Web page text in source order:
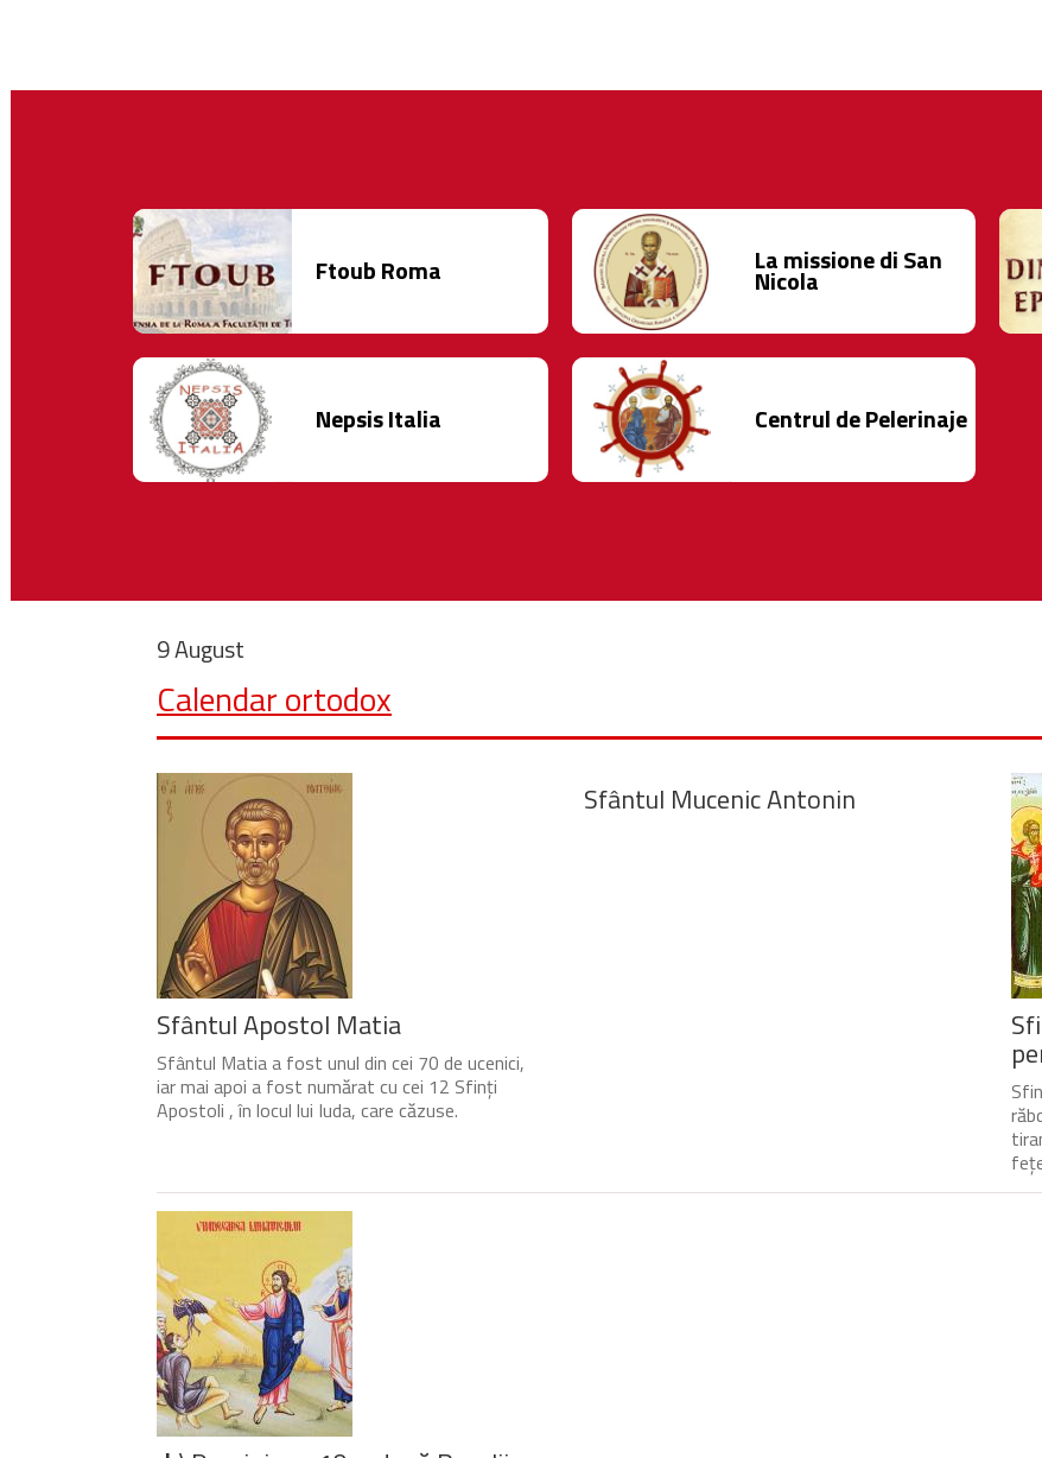
Ftoub Roma La missione di San
Nicola
Nepsis Italia Centrul de Pelerinaje
9 August
Calendar ortodox
Sfântul Apostol Matia
Sfântul Matia a fost unul din cei 70 de ucenici,
iar mai apoi a fost numărat cu cei 12 Sfinți
Apostoli , în locul lui Iuda, care căzuse.
Sfântul Mucenic Antonin